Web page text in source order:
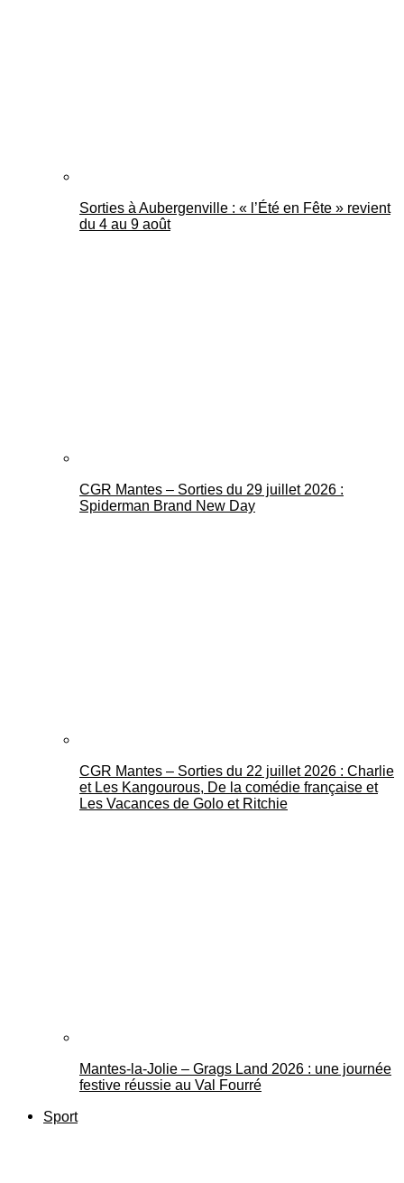
Sorties à Aubergenville : « l’Été en Fête » revient
du 4 au 9 août
CGR Mantes – Sorties du 29 juillet 2026 :
Spiderman Brand New Day
CGR Mantes – Sorties du 22 juillet 2026 : Charlie
et Les Kangourous, De la comédie française et
Les Vacances de Golo et Ritchie
Mantes-la-Jolie – Grags Land 2026 : une journée
festive réussie au Val Fourré
Sport